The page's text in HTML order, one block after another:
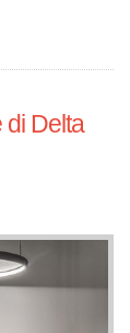
consigli per
di Delta